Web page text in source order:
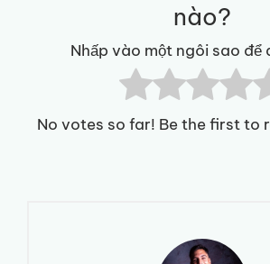
nào?
Nhấp vào một ngôi sao để
No votes so far! Be the first to